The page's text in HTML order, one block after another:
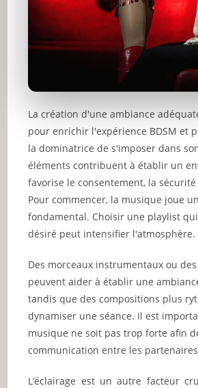
La création d'une ambiance
pour enrichir l'expérience BDSM et
la dominatrice de s'imposer dans
éléments contribuent à établir un
favorise le consentement, la
Pour commencer, la musique joue
fondamental. Choisir une playlist
désiré peut intensifier l'atmosphère.
Des morceaux instrumentaux ou
peuvent aider à établir une
tandis que des compositions plus
dynamiser une séance. Il est
musique ne soit pas trop forte afin
communication entre les
L’éclairage est un autre facteur